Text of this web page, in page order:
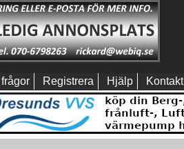
Registrera Hjälp Kontakt